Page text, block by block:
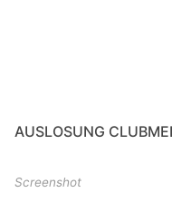
AUSLOSUNG
Screenshot